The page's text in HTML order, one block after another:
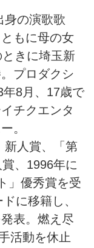
身の演歌歌
もに母の女
きに埼玉新
プロダクシ
年8月、17歳で
チクエンタ
。
新人賞、「第
、1996年に
」優秀賞を受
に移籍し、
表。燃え尽
活動を休止